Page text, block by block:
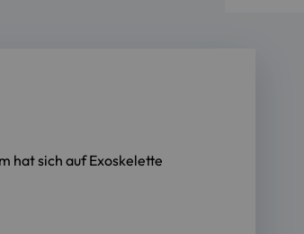
hat sich auf Exoskelette